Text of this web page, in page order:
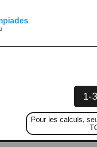
1-
Pour les calculs,